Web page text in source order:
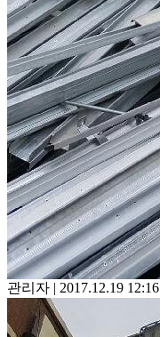
관리자 | 2017.12.19 12:16